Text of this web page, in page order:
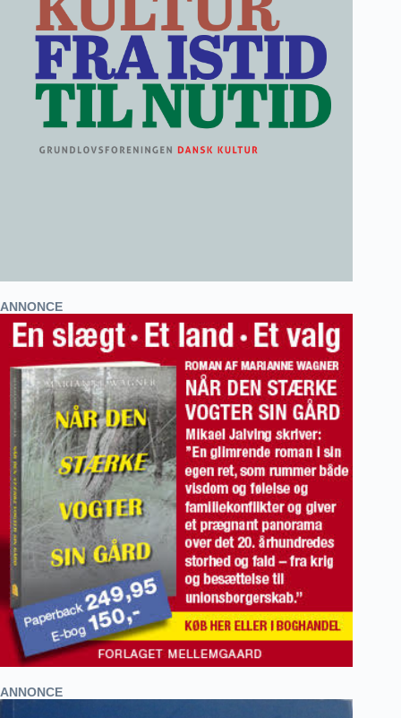
ANNONCE
ANNONCE